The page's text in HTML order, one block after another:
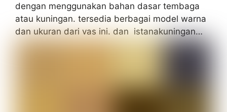
dengan menggunakan bahan dasar tembaga
atau kuningan. tersedia berbagai model warna
dan ukuran dari vas ini. dan istanakuningan…